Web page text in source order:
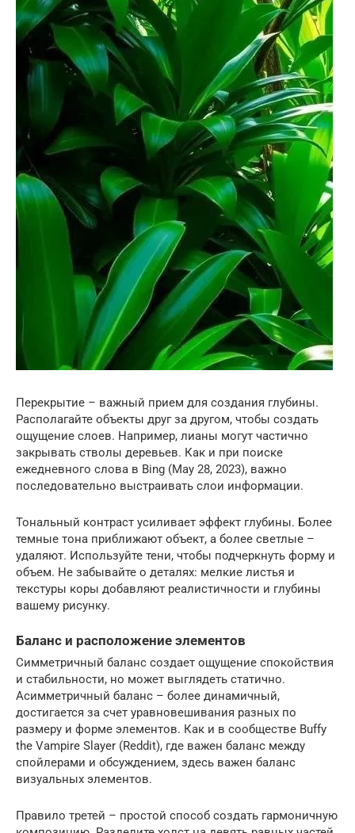
Перекрытие – важный прием для создания глубины.
Располагайте объекты друг за другом, чтобы создать
ощущение слоев. Например, лианы могут частично
закрывать стволы деревьев. Как и при поиске
ежедневного слова в Bing (May 28, 2023), важно
последовательно выстраивать слои информации.
Тональный контраст усиливает эффект глубины. Более
темные тона приближают объект, а более светлые –
удаляют. Используйте тени, чтобы подчеркнуть форму и
объем. Не забывайте о деталях: мелкие листья и
текстуры коры добавляют реалистичности и глубины
вашему рисунку.
Баланс и расположение элементов
Симметричный баланс создает ощущение спокойствия
и стабильности, но может выглядеть статично.
Асимметричный баланс – более динамичный,
достигается за счет уравновешивания разных по
размеру и форме элементов. Как и в сообществе Buffy
the Vampire Slayer (Reddit), где важен баланс между
спойлерами и обсуждением, здесь важен баланс
визуальных элементов.
Правило третей – простой способ создать гармоничную